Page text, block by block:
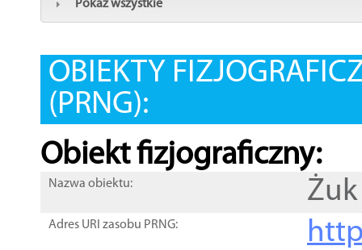
Pokaż wszystkie
OBIEKTY
(PRNG):
Obiekt fizjograficzny:
Nazwa obiektu: Żuk
Adres URI zasobu PRNG: